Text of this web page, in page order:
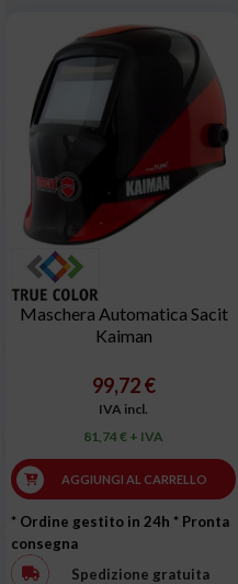
Maschera Automatica Sacit
Kaiman
99,72 €
IVA incl.
81,74 € + IVA
AGGIUNGI AL CARRELLO
* Ordine gestito in 24h * Pronta
consegna
Spedizione gratuita